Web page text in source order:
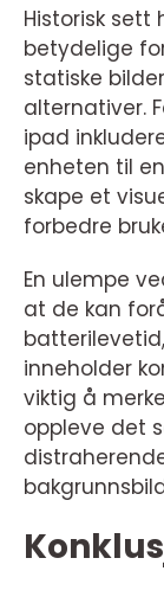
Historisk
betydelige
statiske
alternativer.
ipad
enheten til
skape et
forbedre
En ulempe
at de kan
inneholder
viktig å
oppleve det